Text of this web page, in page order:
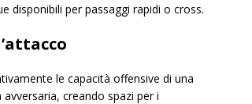
disponibili per passaggi rapidi o cross.
le capacità offensive di una
creando spazi per i